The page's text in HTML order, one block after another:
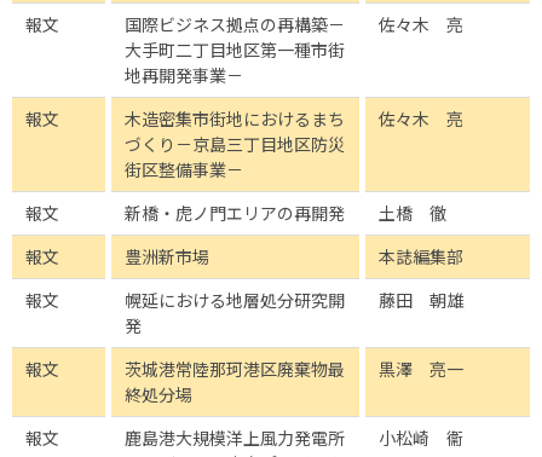
報文
国際ビジネス拠点の再構築－
大手町二丁目地区第一種市街
地再開発事業－
佐々木 亮
報文
木造密集市街地におけるまち
づくり－京島三丁目地区防災
街区整備事業－
佐々木 亮
報文 新橋・虎ノ門エリアの再開発
土橋 徹
報文
豊洲新市場
本誌編集部
報文
幌延における地層処分研究開
発
藤田 朝雄
報文
茨城港常陸那珂港区廃棄物最
終処分場
黒澤 亮一
報文
鹿島港大規模洋上風力発電所
小松崎 衞